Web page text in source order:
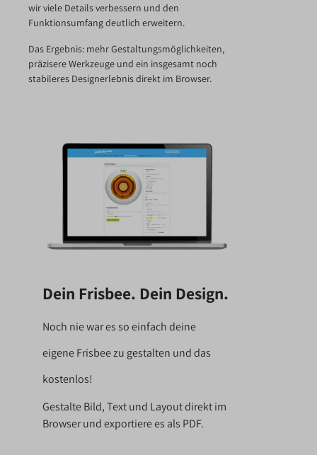
wir viele Details verbessern und den
Funktionsumfang deutlich erweitern.
Das Ergebnis: mehr Gestaltungsmöglichkeiten,
präzisere Werkzeuge und ein insgesamt noch
stabileres Designerlebnis direkt im Browser.
Dein Frisbee. Dein Design.
Noch nie war es so einfach deine
eigeneFrisbee zu gestalten und das
kostenlos!
Gestalte Bild, Text und Layout direkt im
Browser und exportiere es als PDF.